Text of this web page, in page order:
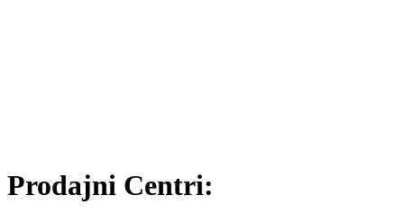
Prodajni Centri: